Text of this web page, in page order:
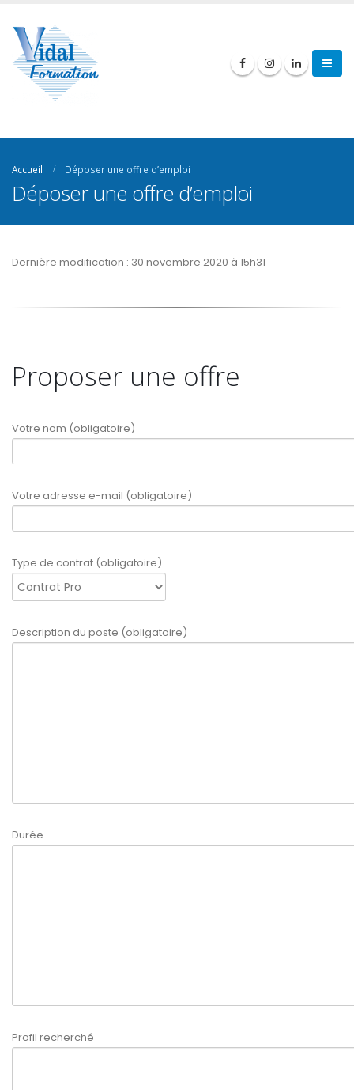
Accueil Déposer une offre d’emploi
Déposer une offre d’emploi
Dernière modification : 30 novembre 2020 à 15h31
Proposer une offre
Votre nom (obligatoire)
Votre adresse e-mail (obligatoire)
Type de contrat (obligatoire)
Description du poste (obligatoire)
Durée
Profil recherché